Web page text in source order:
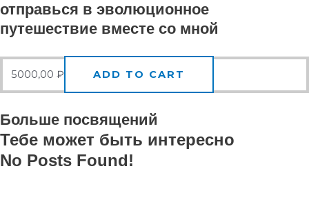
отправься в эволюционное
путешествие вместе со мной
5000,00 ₽ ADD TO CART
Больше посвящений
Тебе может быть интересно
No Posts Found!